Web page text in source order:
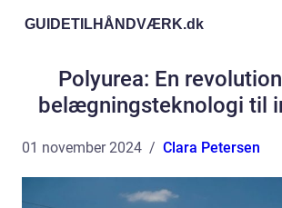
GUIDETILHÅNDVÆRK.dk
Polyurea: En
belægningsteknologi til
01 november 2024 Clara Petersen